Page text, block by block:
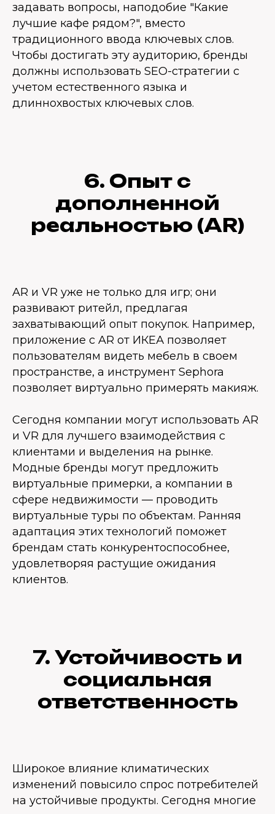
задавать вопросы, наподобие "Какие
лучшие кафе рядом?", вместо
традиционного ввода ключевых слов.
Чтобы достигать эту аудиторию, бренды
должны использовать SEO-стратегии с
учетом естественного языка и
длиннохвостых ключевых слов.
6. Опыт с
дополненной
реальностью (AR)
AR и VR уже не только для игр; они
развивают ритейл, предлагая
захватывающий опыт покупок. Например,
приложение с AR от ИКЕА позволяет
пользователям видеть мебель в своем
пространстве, а инструмент Sephora
позволяет виртуально примерять макияж.
Сегодня компании могут использовать AR
и VR для лучшего взаимодействия с
клиентами и выделения на рынке.
Модные бренды могут предложить
виртуальные примерки, а компании в
сфере недвижимости — проводить
виртуальные туры по объектам. Ранняя
адаптация этих технологий поможет
брендам стать конкурентоспособнее,
удовлетворяя растущие ожидания
клиентов.
7. Устойчивость и
социальная
ответственность
Широкое влияние климатических
изменений повысило спрос потребителей
на устойчивые продукты. Сегодня многие